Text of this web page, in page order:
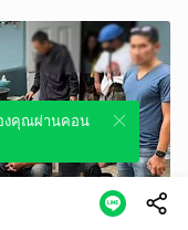
นี้บน
งคุณผ่านคอน